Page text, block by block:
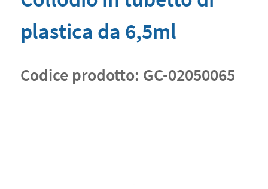
plastica da 6,5ml
Codice prodotto: GC-02050065